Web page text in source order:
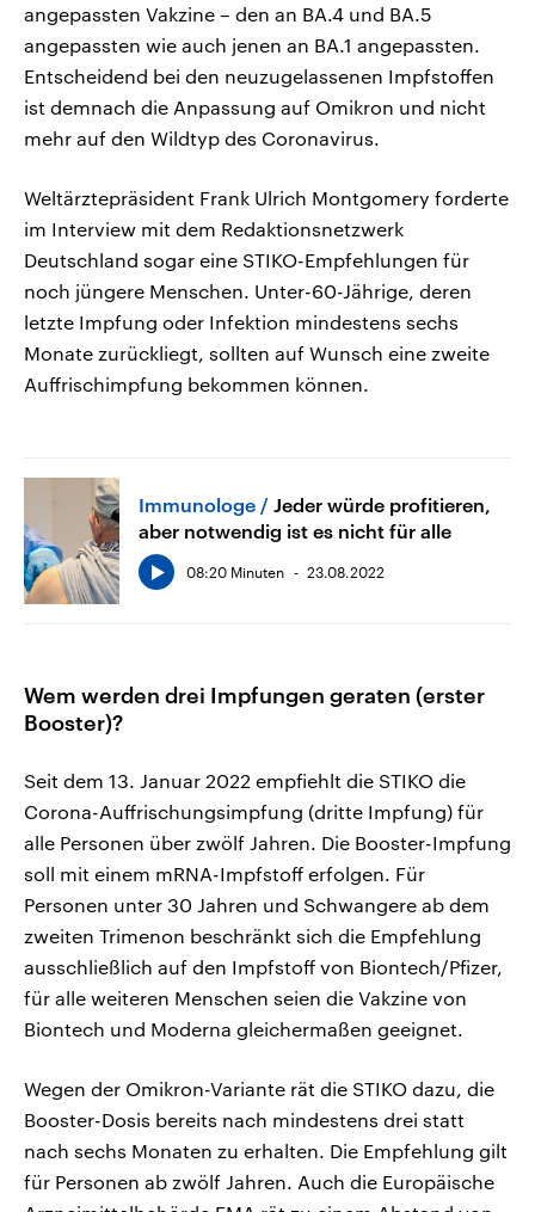
angepassten Vakzine – den an BA.4 und BA.5
angepassten wie auch jenen an BA.1 angepassten.
Entscheidend bei den neuzugelassenen Impfstoffen
ist demnach die Anpassung auf Omikron und nicht
mehr auf den Wildtyp des Coronavirus.
Weltärztepräsident Frank Ulrich Montgomery forderte
im Interview mit dem Redaktionsnetzwerk
Deutschland sogar eine STIKO-Empfehlungen für
noch jüngere Menschen. Unter-60-Jährige, deren
letzte Impfung oder Infektion mindestens sechs
Monate zurückliegt, sollten auf Wunsch eine zweite
Auffrischimpfung bekommen können.
Immunologe
Jeder würde profitieren,
aber notwendig ist es nicht für alle
08:20 Minuten 23.08.2022
Wem werden drei Impfungen geraten (erster
Booster)?
Seit dem 13. Januar 2022 empfiehlt die STIKO die
Corona-Auffrischungsimpfung (dritte Impfung) für
alle Personen über zwölf Jahren. Die Booster-Impfung
soll mit einem mRNA-Impfstoff erfolgen. Für
Personen unter 30 Jahren und Schwangere ab dem
zweiten Trimenon beschränkt sich die Empfehlung
ausschließlich auf den Impfstoff von Biontech/Pfizer,
für alle weiteren Menschen seien die Vakzine von
Biontech und Moderna gleichermaßen geeignet.
Wegen der Omikron-Variante rät die STIKO dazu, die
Booster-Dosis bereits nach mindestens drei statt
nach sechs Monaten zu erhalten. Die Empfehlung gilt
für Personen ab zwölf Jahren. Auch die Europäische